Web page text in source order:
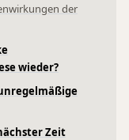
der
wieder?
Zeit